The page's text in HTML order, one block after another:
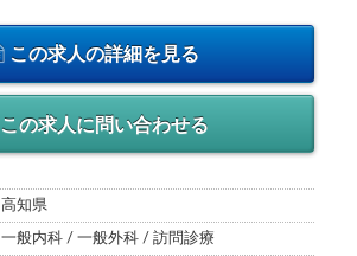
この求人の詳細を見る
この求人に問い合わせる
高知県
一般内科 / 一般外科 / 訪問診療